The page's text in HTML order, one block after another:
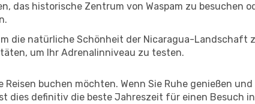
das historische Zentrum von Waspam zu besuchen
die natürliche Schönheit der Nicaragua-Landschaft
um Ihr Adrenalinniveau zu testen.
buchen möchten. Wenn Sie Ruhe genießen
dies definitiv die beste Jahreszeit für einen Besuch in